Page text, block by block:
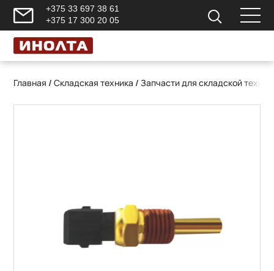
+375 33 697 38 61
+375 17 300 20 05
Главная /Складская техника /Запчасти для складской